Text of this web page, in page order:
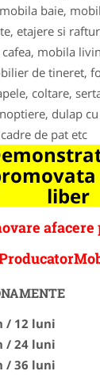
baie,
etajere si
cafea, mobila
de tineret,
coltare,
dulap
de pat etc
liber
/ 12 luni
/ 24 luni
/ 36 luni